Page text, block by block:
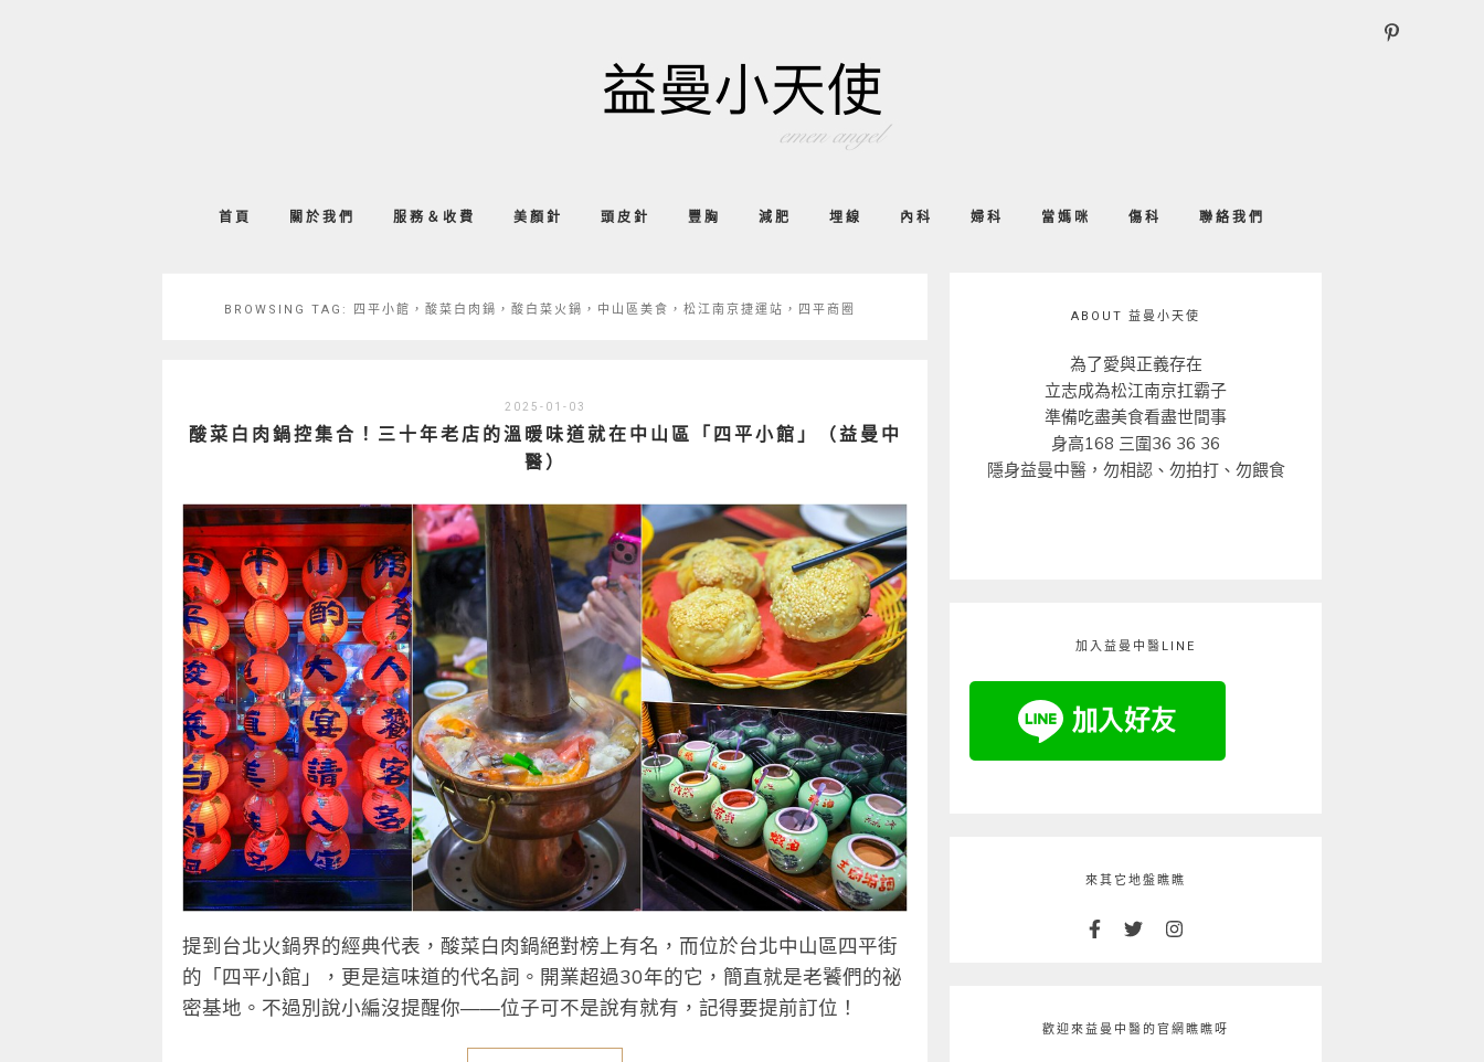
首頁 關於我們 服務＆收費 美顏針 頭皮針 豐胸 減肥 埋線 內科 婦科 當媽咪 傷科 聯絡我們
BROWSING TAG: 四平小館，酸菜白肉鍋，酸白菜火鍋，中山區美食，松江南京捷運站，四平商圈
2025-01-03
酸菜白肉鍋控集合！三十年老店的溫暖味道就在中山區「四平小館」（益曼中
醫）
提到台北火鍋界的經典代表，酸菜白肉鍋絕對榜上有名，而位於台北中山區四平街
的「四平小館」，更是這味道的代名詞。開業超過30年的它，簡直就是老饕們的祕
密基地。不過別說小編沒提醒你——位子可不是說有就有，記得要提前訂位！
ABOUT 益曼小天使
為了愛與正義存在
立志成為松江南京扛霸子
準備吃盡美食看盡世間事
身高168 三圍36 36 36
隱身益曼中醫，勿相認、勿拍打、勿餵食
加入益曼中醫LINE
來其它地盤瞧瞧
歡迎來益曼中醫的官網瞧瞧呀